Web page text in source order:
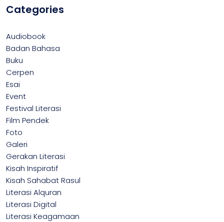
Categories
Audiobook
Badan Bahasa
Buku
Cerpen
Esai
Event
Festival Literasi
Film Pendek
Foto
Galeri
Gerakan Literasi
Kisah Inspiratif
Kisah Sahabat Rasul
Literasi Alquran
Literasi Digital
Literasi Keagamaan